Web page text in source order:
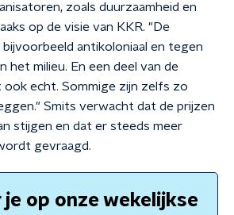
zoals duurzaamheid en
op de visie van KKR. "De
antikoloniaal en tegen
het milieu. En een deel van de
echt. Sommige zijn zelfs zo
Smits verwacht dat de prijzen
stijgen en dat er steeds meer
gevraagd.
op onze wekelijkse